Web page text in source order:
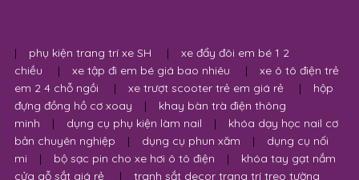
Chính sách Bảo Mật Thông Tin
| phụ kiện trang trí xe SH |
xe đẩy đôi em bé 1 2
chiều
| xe tập đi em bé giá bao nhiêu
xe ô tô điện trẻ
em 2 4 chỗ ngồi
| xe trượt scooter trẻ em giá rẻ |
hộp
đựng đồng hồ cơ xoay
|
khay bàn trà điện thông